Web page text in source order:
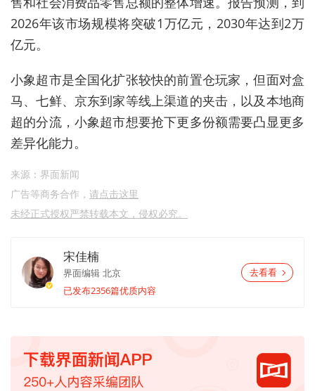
2026年该市场规模将突破1万亿元，2030年达到2万
亿元。
小象超市是全国化扩张较快的前置仓玩家，但面对盒
马、七鲜、京东到家等线上渠道的夹击，以及本地商
超的分流，小象超市想要抢下更多份额需要凸显更多
差异化能力。
来源：界面新闻
广告等商务合作， 请点击这里
未经正式授权严禁转载本文，侵权必究。
宋佳楠
界面编辑 北京
已发布2356篇优质内容
去看看